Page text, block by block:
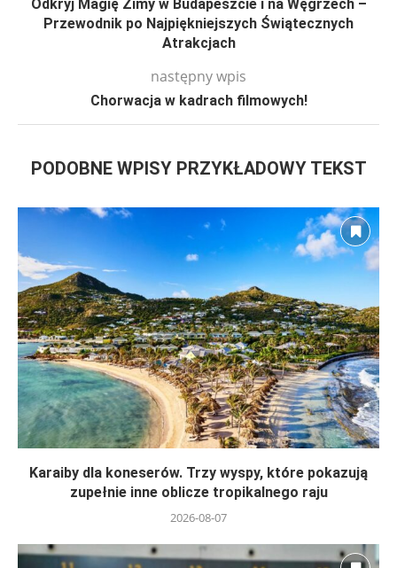
Odkryj Magię Zimy w Budapeszcie i na Węgrzech –
Przewodnik po Najpiękniejszych Świątecznych
Atrakcjach
następny wpis
Chorwacja w kadrach filmowych!
PODOBNE WPISY PRZYKŁADOWY TEKST
Karaiby dla koneserów. Trzy wyspy, które pokazują
zupełnie inne oblicze tropikalnego raju
2026-08-07